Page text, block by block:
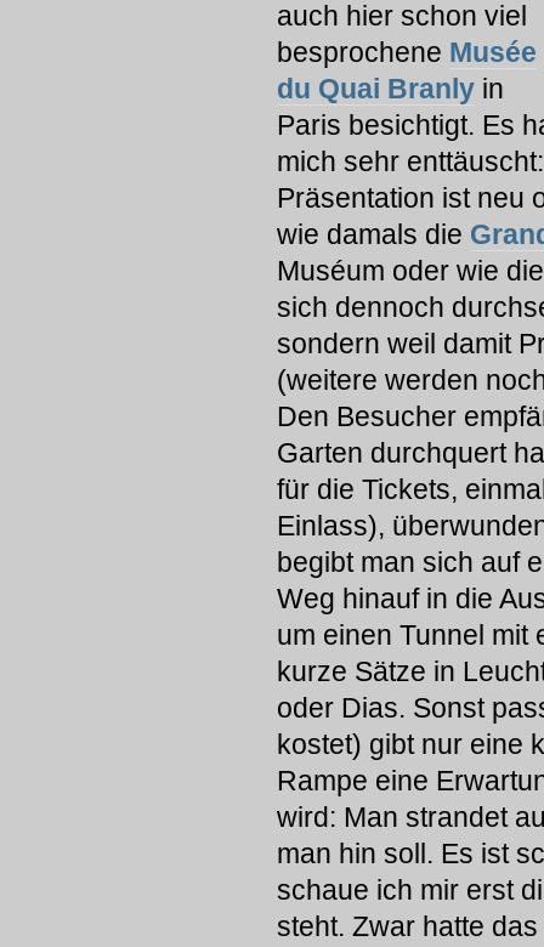
auch hier schon viel
besprochene Musée
du Quai Branly in
Paris besichtigt. Es
mich sehr
Präsentation ist neu
wie damals die
Muséum oder wie
sich dennoch
sondern weil damit
(weitere werden
Den Besucher
Garten durchquert
für die Tickets,
Einlass),
begibt man sich auf
Weg hinauf in die
um einen Tunnel mit
kurze Sätze in
oder Dias. Sonst
kostet) gibt nur eine
Rampe eine
wird: Man strandet
man hin soll. Es ist
schaue ich mir erst
steht. Zwar hatte